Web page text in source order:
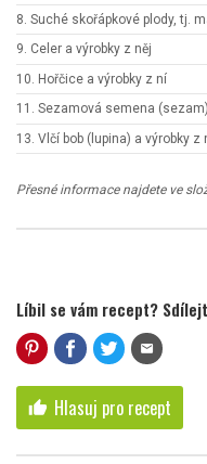
8. Suché skořápkové plody, tj.
9. Celer a výrobky z něj
10. Hořčice a výrobky z ní
11. Sezamová semena
13. Vlčí bob (lupina) a výrobky z
Přesné informace najdete ve
Líbil se vám recept?
mail
thumb_up Hlasuj pro recept